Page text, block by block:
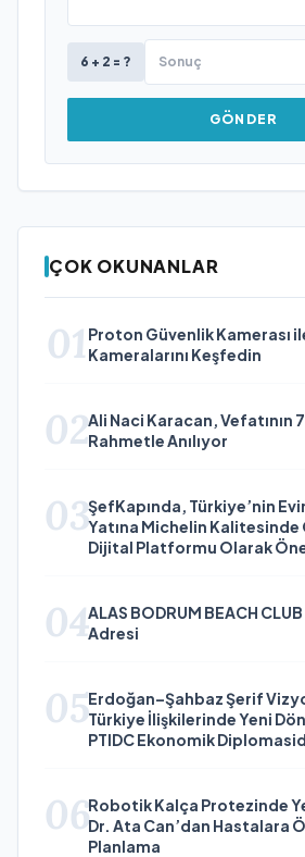
6 + 2 = ?
GÖNDER
ÇOK OKUNANLAR
01 Proton Güvenlik Kamerası
Kameralarını Keşfedin
02Ali Naci Karacan, Vefatının
Rahmetle Anılıyor
03ŞefKapında, Türkiye’nin
Yatına Michelin Kalitesinde
Dijital Platformu Olarak Öne
04ALAS BODRUM BEACH
Adresi
05Erdoğan–Şahbaz Şerif
Türkiye İlişkilerinde Yeni
PTIDC Ekonomik
06Robotik Kalça Protezinde
Dr. Ata Can’dan Hastalara
Planlama